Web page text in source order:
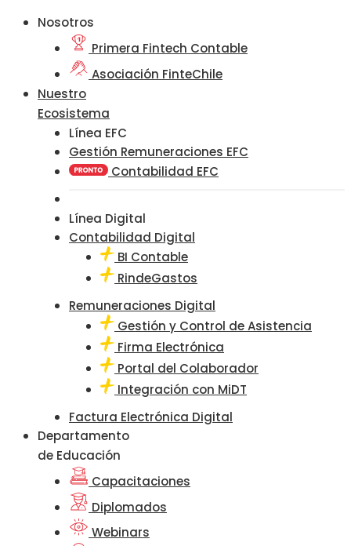
Nosotros
Primera Fintech Contable
Asociación FinteChile
Nuestro
Ecosistema
Línea EFC
Gestión Remuneraciones EFC
Contabilidad EFC
Línea Digital
Contabilidad Digital
BI Contable
RindeGastos
Remuneraciones Digital
Gestión y Control de Asistencia
Firma Electrónica
Portal del Colaborador
Integración con MiDT
Factura Electrónica Digital
Departamento
de Educación
Capacitaciones
Diplomados
Webinars